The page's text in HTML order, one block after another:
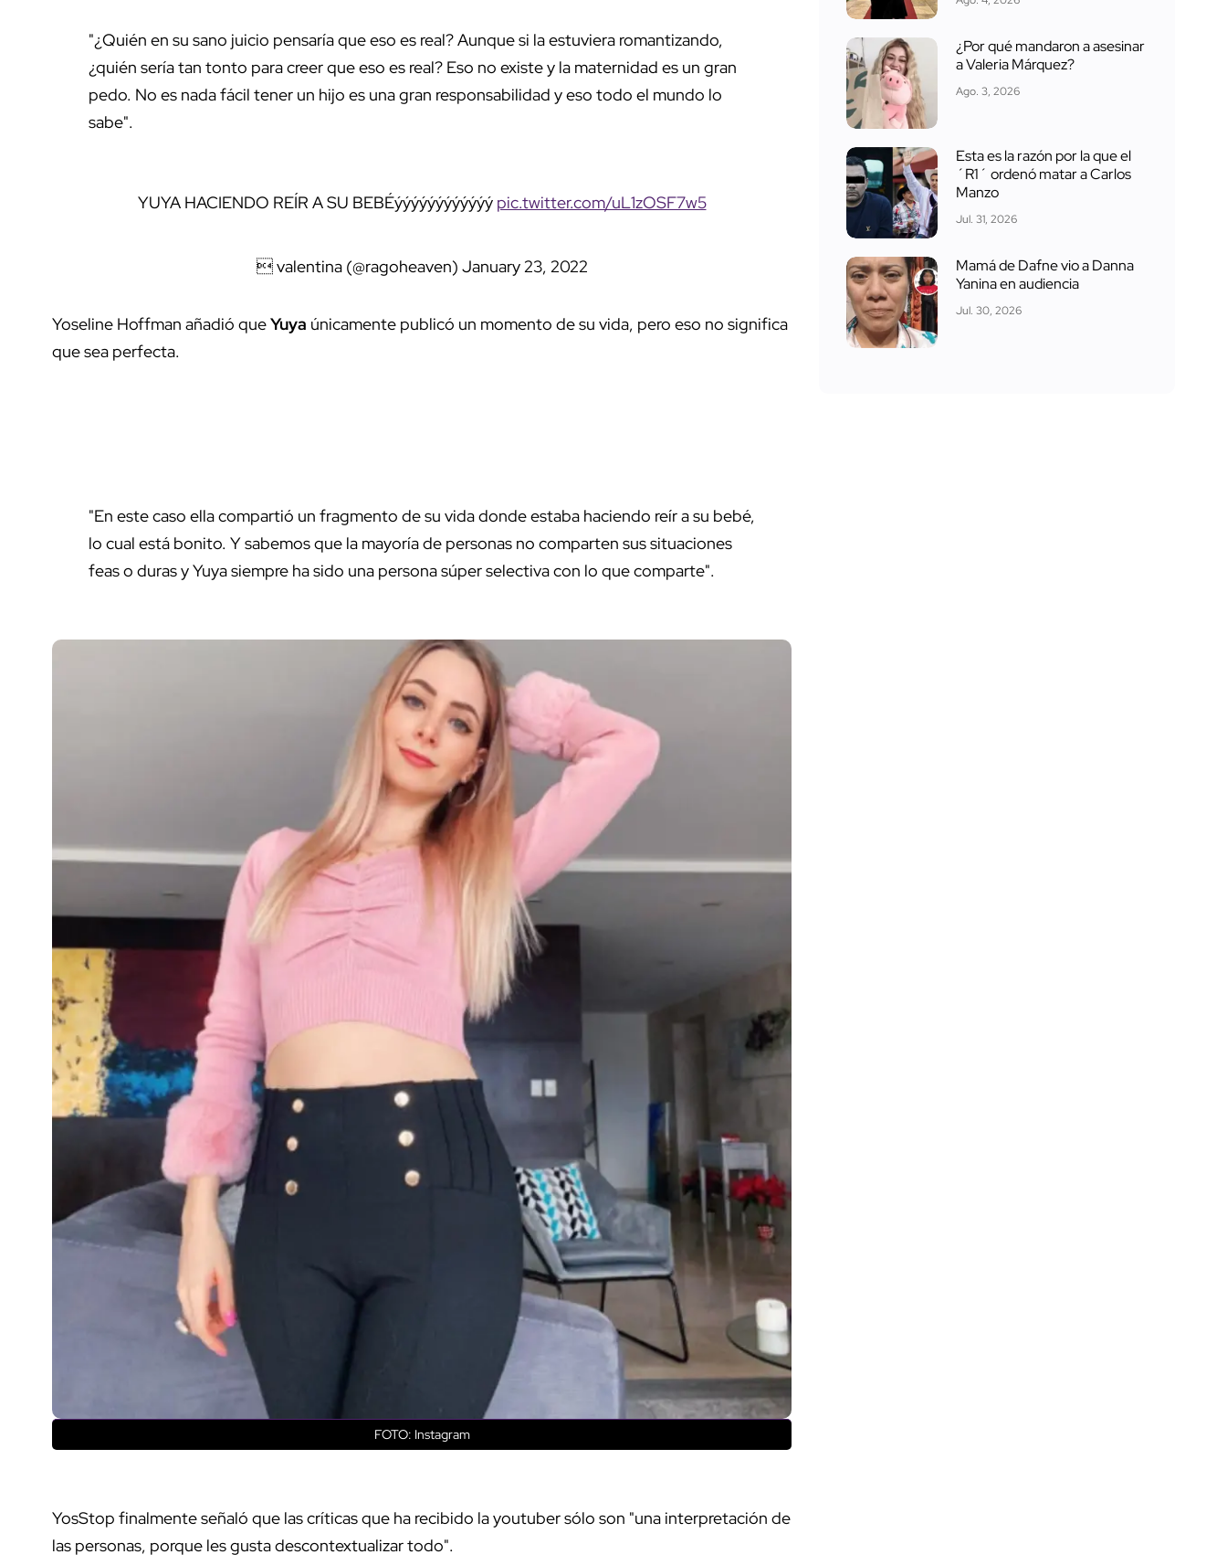
"¿Quién en su sano juicio pensaría que eso es real? Aunque si la estuviera romantizando,
¿quién sería tan tonto para creer que eso es real? Eso no existe y la maternidad es un gran
pedo. No es nada fácil tener un hijo es una gran responsabilidad y eso todo el mundo lo
sabe".
YUYA HACIENDO REÍR A SU BEBÉýýýýýýýýýýýý pic.twitter.com/uL1zOSF7w5
 valentina (@ragoheaven) January 23, 2022
Yoseline Hoffman añadió queYuya únicamente publicó un momento de su vida, pero eso no significa
que sea perfecta.
"En este caso ella compartió un fragmento de su vida donde estaba haciendo reír a su bebé,
lo cual está bonito. Y sabemos que la mayoría de personas no comparten sus situaciones
feas o duras y Yuya siempre ha sido una persona súper selectiva con lo que comparte".
FOTO: Instagram
YosStop finalmente señaló que las críticas que ha recibido la youtuber sólo son "una interpretación de
las personas, porque les gusta descontextualizar todo".
¿Por qué mandaron a asesinar
a Valeria Márquez?
Ago. 3, 2026
Esta es la razón por la que el
´R1´ ordenó matar a Carlos
Manzo
Jul. 31, 2026
Mamá de Dafne vio a Danna
Yanina en audiencia
Jul. 30, 2026